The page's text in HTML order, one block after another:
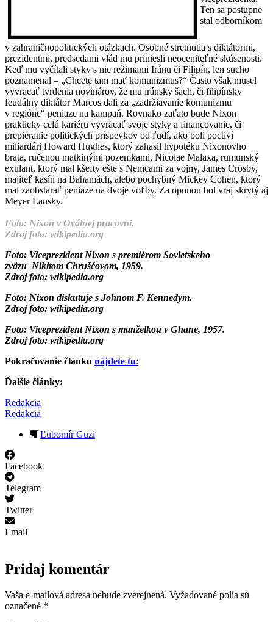
Ten sa postupne
stal odborníkom
v zahraničnopolitických otázkach. Osobné stretnutia s diktátormi,
prezidentmi, predsedami vlád mu priniesli neoceniteľné skúsenosti.
Keď mu vyčítali styky s nie režimami Iránu či Filipín, len sucho
poznamenal – „Chcete tam mať komunizmus?“ Často však musel
vyvracať tvrdenia novinárov, že mu iránsky šach, či filipínsky
feudálny diktátor Marcos dali za „zadržiavanie komunizmu
v regióne“ peniaze na kampaň. Rovnako zaťato bude Nixon
prakticky celú kariéru vyvracať svoje styky a financovanie, či
prepieranie politických príspevkov od ľudí, ako boli poctiví
miliardári Howard Hughes, ktorý zahasil hypotéku Nixonovho
brata, ručenou matkinými pozemkami, Nicolae Malaxa, rumunský
exulant, ktorý mal kšefty ešte s Nemcami za vojny, James Crosby,
majiteľ kasín na Bahamách, alebo pochybný Mickey Cohen, ktorý
mal zaobstarať peniaze na dvoje voľby. Za oponou bol vraj skrytý aj
Meyer Lansky.
Foto: Nixon v Oválnej pracovni.
Zdroj foto: wikipedia.org
Foto: Viceprezident Nixon s premiérom Sovietskeho
zväzu Nikitom Chruščovom, 1959.
Zdroj foto: wikipedia.org
Foto: Nixon diskutuje s Johnom F. Kennedym.
Zdroj foto: wikipedia.org
Foto: Viceprezident Nixon s manželkou v Ghane, 1957.
Zdroj foto: wikipedia.org
Pokračovanie článku nájdete tu:
Ďalšie články:
Redakcia
Redakcia
Ľubomír Guzi
Facebook
Telegram
Twitter
Email
Pridaj komentár
Vaša e-mailová adresa nebude zverejnená. Vyžadované polia sú
označené *